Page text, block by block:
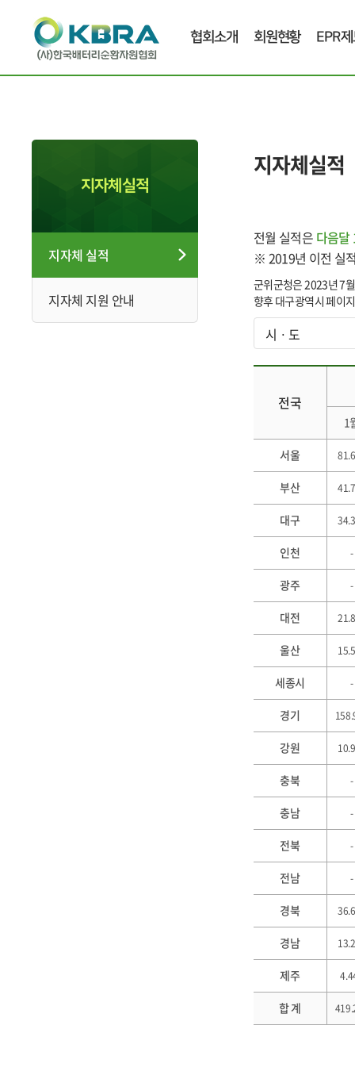
협회소개 회원현황 EPR
지자체실적
지자체 실적
지자체 지원 안내
지자체실적
전월 실적은 다음달
※ 2019년 이전 실
군위군청은 2023년 7
향후 대구광역시 페이
전국
1
서울
부산
대구
인천 -
광주 -
대전
울산
세종시 -
경기
강원
충북 -
충남 -
전북 -
전남 -
경북
경남
제주
합 계